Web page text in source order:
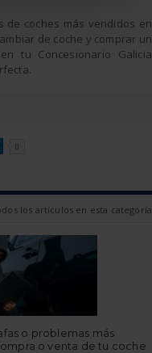
de coches más vendidos en
de coche y comprar un
tu Concesionario Galicia
0
los artículos en esta categoría
o problemas más
o venta de tu coche